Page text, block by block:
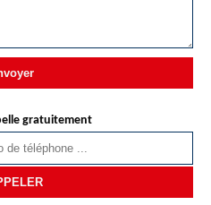
gratuitement